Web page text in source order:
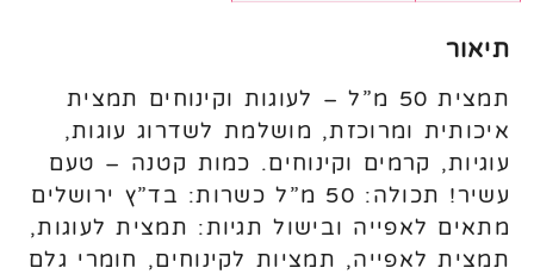
תיאור
תמצית 50 מ”ל – לעוגות וקינוחים תמצית
איכותית ומרוכזת, מושלמת לשדרוג עוגות,
עוגיות, קרמים וקינוחים. כמות קטנה – טעם
עשיר! תכולה: 50 מ”ל כשרות: בד”ץ ירושלים
מתאים לאפייה ובישול תגיות: תמצית לעוגות,
תמצית לאפייה, תמציות לקינוחים, חומרי גלם